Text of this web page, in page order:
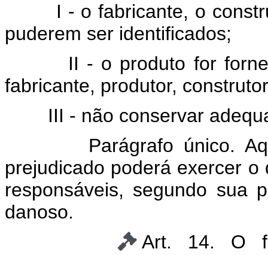
I - o fabricante, o
puderem ser identificados;
II - o produto for
fabricante, produtor,
III - não conservar
Parágrafo único.
prejudicado poderá exercer
responsáveis, segundo sua
danoso.
Art. 14. O